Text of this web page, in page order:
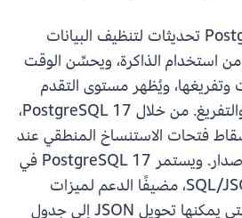
يتضمن PostgreSQL 17 تحديثات لتنظيف البيانات
استخدام الذاكرة، ويحسِّن الوقت
وتفريغها، ويُظهر مستوى التقدم
لمؤشرات التنظيف والتفريغ. من خلال PostgreSQL 17،
فتحات الاستنساخ المنطقي عند
إجراء ترقية كبيرة للإصدار. ويستمر PostgreSQL 17 في
البناء على معيار SQL/JSON، مضيفًا الدعم لميزات
«JSON_TABLE» التي يمكنها تحويل JSON إلى جدول